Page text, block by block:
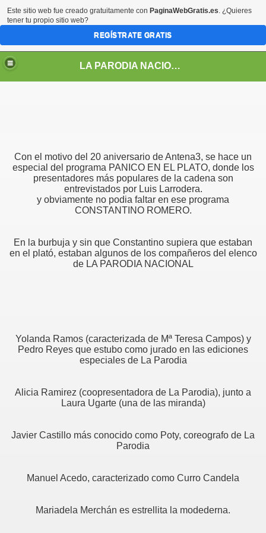
LA PARODIA NACIONAL
Con el motivo del 20 aniversario de Antena3, se hace un
especial del programa PANICO EN EL PLATO, donde los
presentadores más populares de la cadena son
entrevistados por Luis Larrodera.
y obviamente no podia faltar en ese programa
CONSTANTINO ROMERO.
En la burbuja y sin que Constantino supiera que estaban
en el plató, estaban algunos de los compañeros del elenco
de LA PARODIA NACIONAL
Yolanda Ramos (caracterizada de Mª Teresa Campos) y
Pedro Reyes que estubo como jurado en las ediciones
especiales de La Parodia
Alicia Ramirez (coopresentadora de La Parodia), junto a
Laura Ugarte (una de las miranda)
Javier Castillo más conocido como Poty, coreografo de La
Parodia
Manuel Acedo, caracterizado como Curro Candela
Mariadela Merchán es estrellita la modederna.
PERSONAJES DE LA PARODIA
Este sitio web fue creado gratuitamente con PaginaWebGratis.es. ¿Quieres
tener tu propio sitio web?
REGÍSTRATE GRATIS